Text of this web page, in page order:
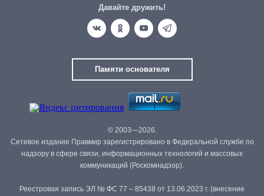
Давайте дружить!
Памяти основателя
© 2003—2026.
Сетевое издание Правмир зарегистрировано в Федеральной службе по
надзору в сфере связи, информационных технологий и массовых
коммуникаций (Роскомнадзор).
Реестровая запись ЭЛ № ФС 77 – 85438 от 13.06.2023 г. (внесение